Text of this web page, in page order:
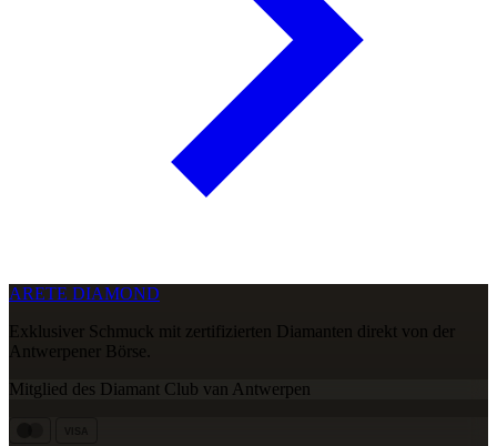
ARETE DIAMOND
Exklusiver Schmuck mit zertifizierten Diamanten direkt von der
Antwerpener Börse.
Mitglied des Diamant Club van Antwerpen